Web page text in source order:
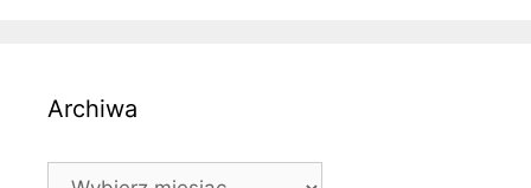
Archiwa
Archiwa